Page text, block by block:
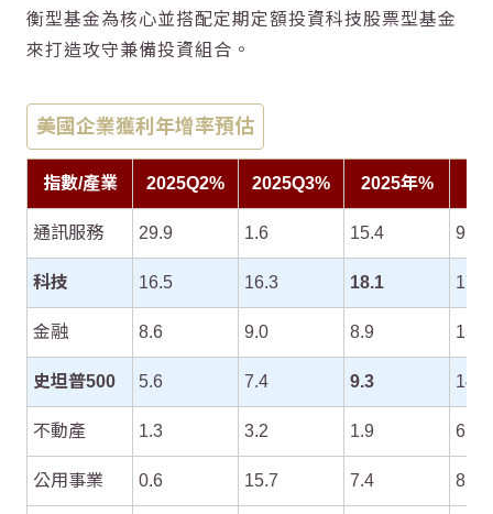
衡型基金為核心並搭配定期定額投資科技股票型基金
來打造攻守兼備投資組合。
美國企業獲利年增率預估
指數/產業 2025Q2% 2025Q3% 2025年%
通訊服務 29.9 1.6 15.4 9.4
科技 16.5 16.3 18.1 17.0
金融 8.6 9.0 8.9 13.0
史坦普500 5.6 7.4 9.3 14.0
不動產 1.3 3.2 1.9 6.9
公用事業 0.6 15.7 7.4 8.9